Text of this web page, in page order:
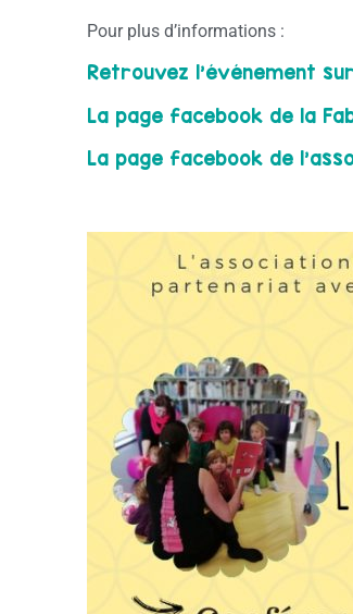
Pour plus d’informations :
Retrouvez l’événement
La page facebook de la
La page facebook de